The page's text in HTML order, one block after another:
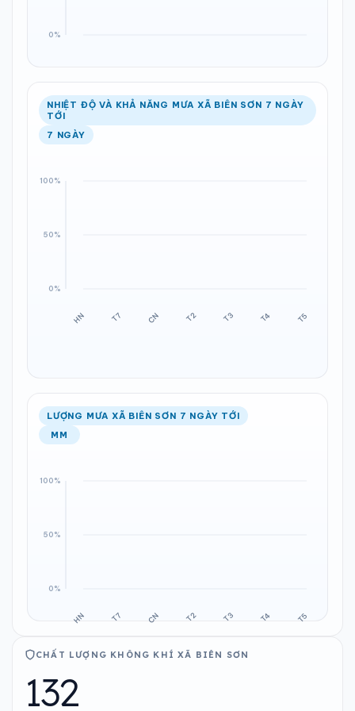
NHIỆT ĐỘ VÀ KHẢ NĂNG MƯA XÃ BIÊN SƠN 7 NGÀY
TỚI
7 NGÀY
LƯỢNG MƯA XÃ BIÊN SƠN 7 NGÀY TỚI
MM
CHẤT LƯỢNG KHÔNG KHÍ XÃ BIÊN SƠN
132